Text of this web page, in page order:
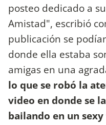
posteo dedicado a
Amistad", escribió
publicación se
donde ella estaba
amigas en una
lo que se robó la
video en donde se
bailando en un